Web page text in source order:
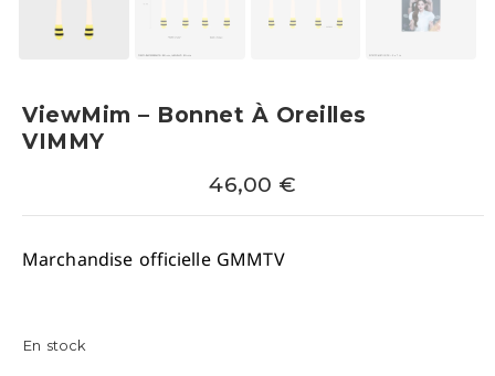
ViewMim – Bonnet À Oreilles
VIMMY
46,00 €
Marchandise officielle GMMTV
En stock